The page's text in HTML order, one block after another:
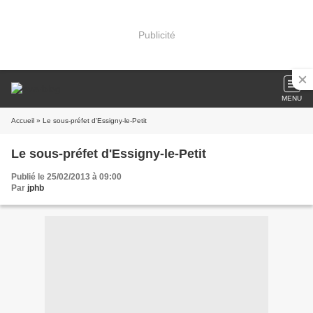
Publicité
MENU
Accueil » Le sous-préfet d'Essigny-le-Petit
Le sous-préfet d'Essigny-le-Petit
Publié le 25/02/2013 à 09:00
Par jphb